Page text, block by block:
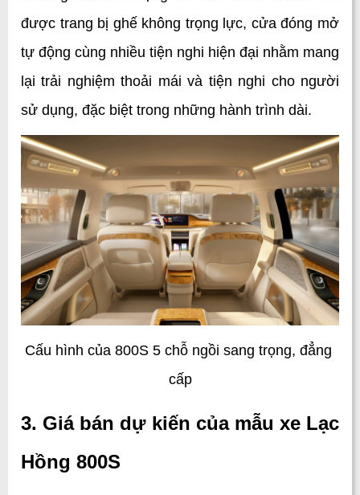
được trang bị ghế không trọng lực, cửa đóng mở
tự động cùng nhiều tiện nghi hiện đại nhằm mang
lại trải nghiệm thoải mái và tiện nghi cho người
sử dụng, đặc biệt trong những hành trình dài.
Cấu hình của 800S 5 chỗ ngồi sang trọng, đẳng
cấp
3. Giá bán dự kiến của mẫu xe Lạc
Hồng 800S